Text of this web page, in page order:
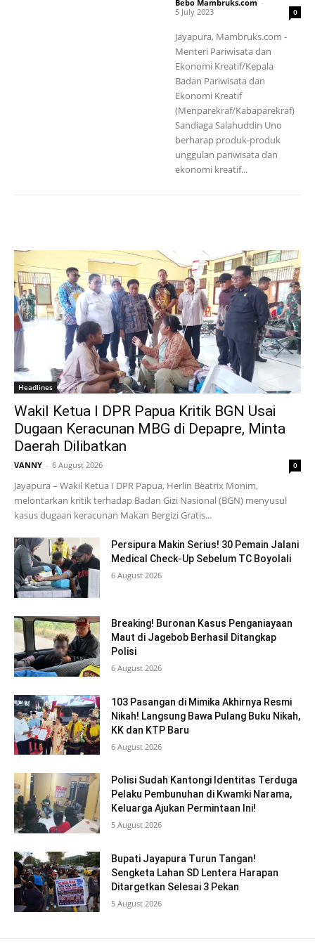
Bebo Mambruks.com -
5 July 2023
0
Jayapura, Mambruks.com -
Menteri Pariwisata dan
Ekonomi Kreatif/Kepala
Badan Pariwisata dan
Ekonomi Kreatif
(Menparekraf/Kabaparekraf)
Sandiaga Salahuddin Uno
berharap produk-produk
unggulan pariwisata dan
ekonomi kreatif...
Headlines
Wakil Ketua I DPR Papua Kritik BGN Usai
Dugaan Keracunan MBG di Depapre, Minta
Daerah Dilibatkan
VANNY - 6 August 2026 0
Jayapura – Wakil Ketua I DPR Papua, Herlin Beatrix Monim,
melontarkan kritik terhadap Badan Gizi Nasional (BGN) menyusul
kasus dugaan keracunan Makan Bergizi Gratis...
Persipura Makin Serius! 30 Pemain Jalani
Medical Check-Up Sebelum TC Boyolali
6 August 2026
Breaking! Buronan Kasus Penganiayaan
Maut di Jagebob Berhasil Ditangkap
Polisi
6 August 2026
103 Pasangan di Mimika Akhirnya Resmi
Nikah! Langsung Bawa Pulang Buku Nikah,
KK dan KTP Baru
6 August 2026
Polisi Sudah Kantongi Identitas Terduga
Pelaku Pembunuhan di Kwamki Narama,
Keluarga Ajukan Permintaan Ini!
5 August 2026
Bupati Jayapura Turun Tangan!
Sengketa Lahan SD Lentera Harapan
Ditargetkan Selesai 3 Pekan
5 August 2026